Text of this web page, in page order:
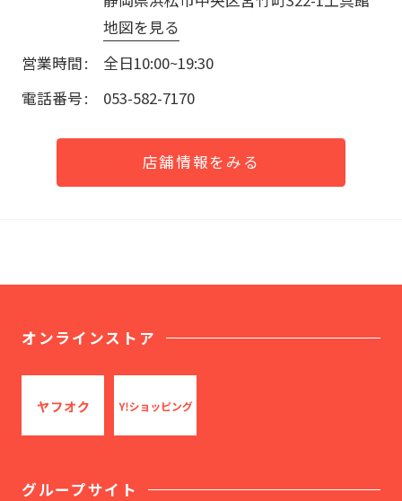
地図を見る
営業時間
全日10:00~19:30
電話番号
053-582-7170
店舗情報をみる
オンラインストア
グループサイト